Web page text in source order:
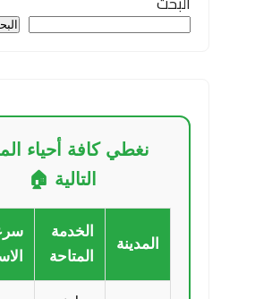
نغطي كافة أحياء
التالية 🏠
المدينة
الخدمة
المتاحة